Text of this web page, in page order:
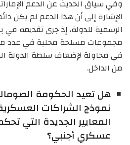
وفي سياق الحديث عن الدعم
الإشارة إلى أن هذا الدعم لم يكن
الرسمية للدولة، إذ جرى تقديمه في
مجموعات مسلحة محلية في عدد من
في محاولة لإضعاف سلطة الدولة
من الداخل.
هل تعيد الحكومة
نموذج الشراكات
المعايير الجديدة التي
عسكري أجنبي؟